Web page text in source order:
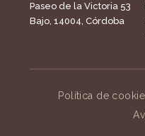
Paseo de la Victoria 53
Bajo, 14004, Córdoba
Política de